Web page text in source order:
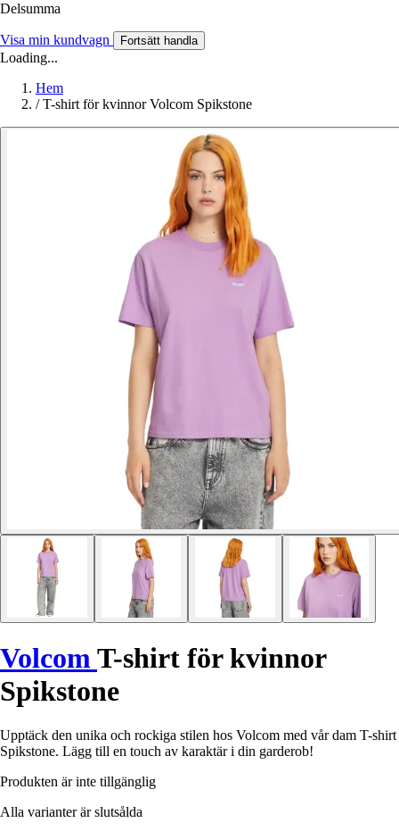
Delsumma
Visa min kundvagn Fortsätt handla
Loading...
Hem
/ T-shirt för kvinnor Volcom Spikstone
VolcomT-shirt för kvinnor
Spikstone
Upptäck den unika och rockiga stilen hos Volcom med vår dam T-shirt
Spikstone. Lägg till en touch av karaktär i din garderob!
Produkten är inte tillgänglig
Alla varianter är slutsålda